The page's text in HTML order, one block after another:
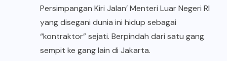
Persimpangan Kiri Jalan’Menteri Luar Negeri RI
yang disegani dunia ini hidup sebagai
“kontraktor” sejati. Berpindah dari satu gang
sempit ke gang lain di Jakarta.